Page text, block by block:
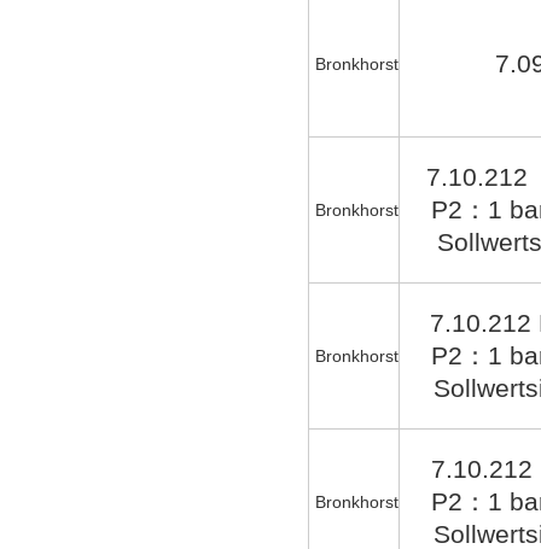
Bronkhorst
Bronkhorst
7.10.212
P2：1
Bronkhorst
7.10.212
P2：1
Bronkhorst
7.10.212
P2：1